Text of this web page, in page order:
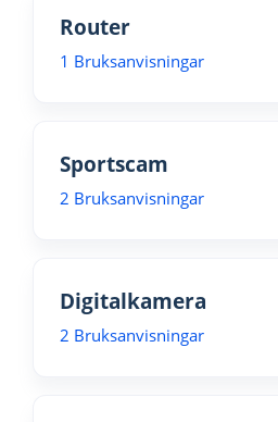
Router
1 Bruksanvisningar
Sportscam
2 Bruksanvisningar
Digitalkamera
2 Bruksanvisningar